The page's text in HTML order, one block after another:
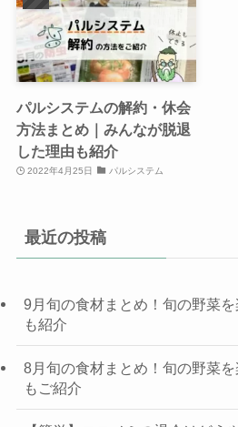
パルシステムの解約・休会
方法まとめ｜みんなが脱退
した理由も紹介
2022年4月25日 パルシステム
最近の投稿
9月旬の食材まとめ！旬の野菜
も紹介
8月旬の食材まとめ！旬の野菜
もご紹介